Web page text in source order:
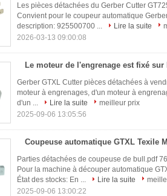
Les pièces détachées du Gerber Cutter
Convient pour le coupeur automatique
description: 925500700 ...
Lire la suite
2026-03-13 09:00:08
Gerber GTXL Cutter pièces détachées à
moteur à engrenages, d'un moteur à
d'un ...
Lire la suite
meilleur prix
2025-09-06 13:05:56
Parties détachées de coupeuse de bull.pdf
Pour la machine à découper automatique
État des stocks: En ...
Lire la suite
2025-09-06 13:00:22